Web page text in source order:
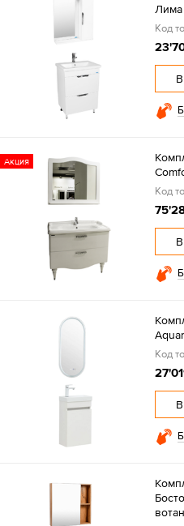
Код
Акция
Код
Код
вотан